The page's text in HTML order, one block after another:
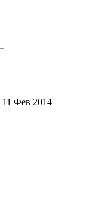
11 Фев 2014